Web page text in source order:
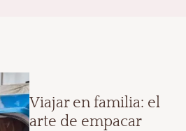
Viajar en familia: el
arte de empacar